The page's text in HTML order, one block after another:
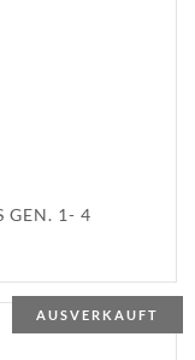
GEN. 1- 4
AUSVERKAUFT